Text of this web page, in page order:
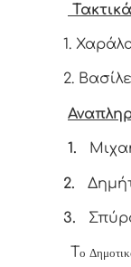
1.
2.
1.
2.
3.
Τ ο